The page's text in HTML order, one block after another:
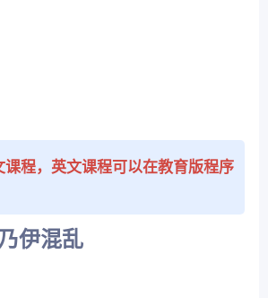
星
程，英文课程可以在教育版程序
伊混乱​